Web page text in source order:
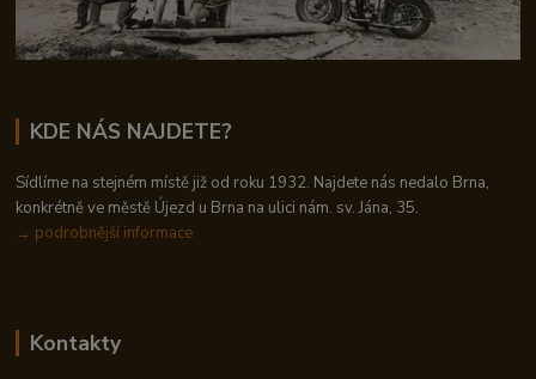
KDE NÁS NAJDETE?
Sídlíme na stejném místě již od roku 1932. Najdete nás nedalo Brna,
konkrétně ve městě Újezd u Brna na ulici nám. sv. Jána, 35.
→ podrobnější informace
Kontakty